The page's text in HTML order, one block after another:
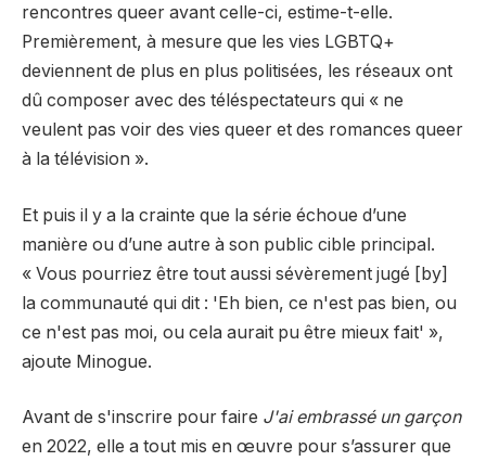
rencontres queer avant celle-ci, estime-t-elle.
Premièrement, à mesure que les vies LGBTQ+
deviennent de plus en plus politisées, les réseaux ont
dû composer avec des téléspectateurs qui « ne
veulent pas voir des vies queer et des romances queer
à la télévision ».
Et puis il y a la crainte que la série échoue d’une
manière ou d’une autre à son public cible principal.
« Vous pourriez être tout aussi sévèrement jugé [by]
la communauté qui dit : 'Eh bien, ce n'est pas bien, ou
ce n'est pas moi, ou cela aurait pu être mieux fait' »,
ajoute Minogue.
Avant de s'inscrire pour faire J'ai embrassé un garçon
en 2022, elle a tout mis en œuvre pour s’assurer que